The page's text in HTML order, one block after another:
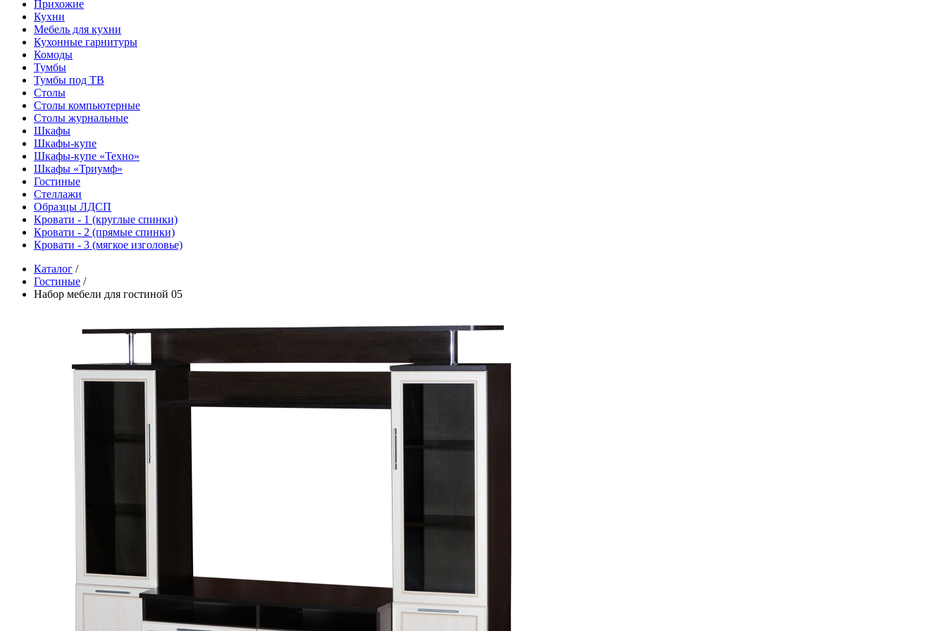
Прихожие
Кухни
Мебель для кухни
Кухонные гарнитуры
Комоды
Тумбы
Тумбы под ТВ
Столы
Столы компьютерные
Столы журнальные
Шкафы
Шкафы-купе
Шкафы-купе «Техно»
Шкафы «Триумф»
Гостиные
Стеллажи
Образцы ЛДСП
Кровати - 1 (круглые спинки)
Кровати - 2 (прямые спинки)
Кровати - 3 (мягкое изголовье)
Каталог /
Гостиные /
Набор мебели для гостиной 05